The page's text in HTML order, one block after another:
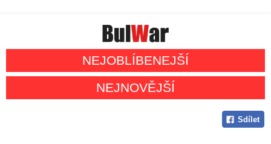
NEJOBLÍBENEJŠÍ
NEJNOVĚJŠÍ
Sdílet